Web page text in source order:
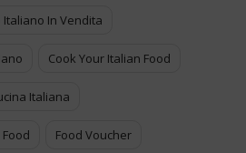
Italiano In Vendita
Cook Your Italian Food
Italiana
Food Voucher